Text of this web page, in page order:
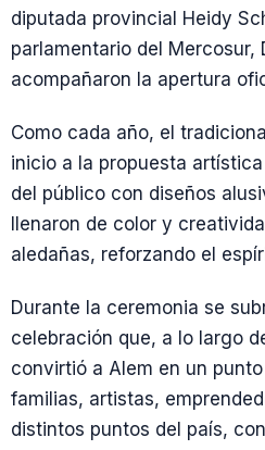
diputada provincial Heidy
parlamentario del Mercosur,
acompañaron la apertura
Como cada año, el
inicio a la propuesta
del público con diseños
llenaron de color y
aledañas, reforzando el
Durante la ceremonia se
celebración que, a lo largo
convirtió a Alem en un
familias, artistas,
distintos puntos del país,